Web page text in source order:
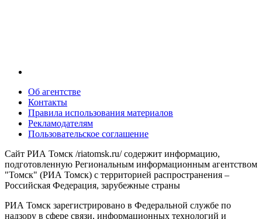
Об агентстве
Контакты
Правила использования материалов
Рекламодателям
Пользовательское соглашение
Сайт РИА Томск /riatomsk.ru/ содержит информацию,
подготовленную Региональным информационным агентством
"Томск" (РИА Томск) с территорией распространения –
Российская Федерация, зарубежные страны
РИА Томск зарегистрировано в Федеральной службе по
надзору в сфере связи, информационных технологий и